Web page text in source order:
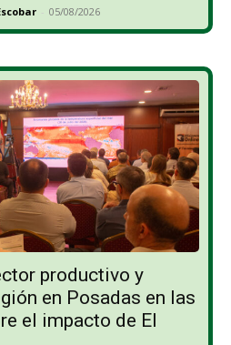
- 05/08/2026
productivo y
en Posadas en las
el impacto de El